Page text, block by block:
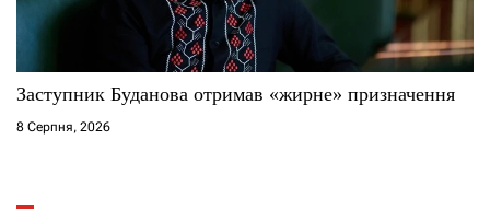
Заступник Буданова отримав «жирне» призначення
8 Серпня, 2026